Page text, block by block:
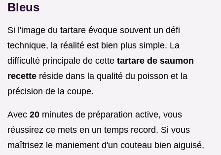
Bleus
Si l'image du tartare évoque souvent un défi
technique, la réalité est bien plus simple. La
difficulté principale de cette tartare de saumon
recette réside dans la qualité du poisson et la
précision de la coupe.
Avec 20 minutes de préparation active, vous
réussirez ce mets en un temps record. Si vous
maîtrisez le maniement d'un couteau bien aiguisé,